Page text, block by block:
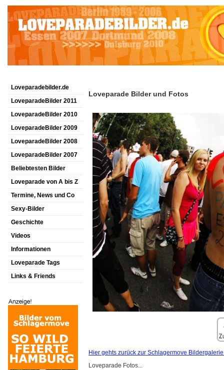
Loveparadebilder.de
LoveparadeBilder 2011
LoveparadeBilder 2010
LoveparadeBilder 2009
LoveparadeBilder 2008
LoveparadeBilder 2007
Beliebtesten Bilder
Loveparade von A bis Z
Termine, News und Co
Sexy-Bilder
Geschichte
Videos
Informationen
Loveparade Tags
Links & Friends
Loveparade Bilder und Fotos
Hier gehts zurück zur Schlagermove
Loveparade Fotos...